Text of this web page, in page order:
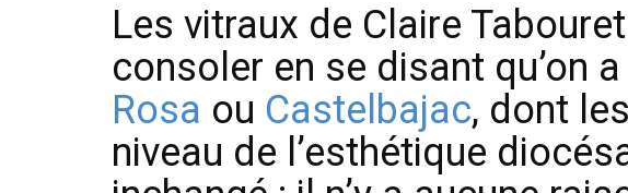
Les vitraux de Claire
consoler en se disant qu’on
Rosa ou Castelbajac, dont
niveau de l’esthétique